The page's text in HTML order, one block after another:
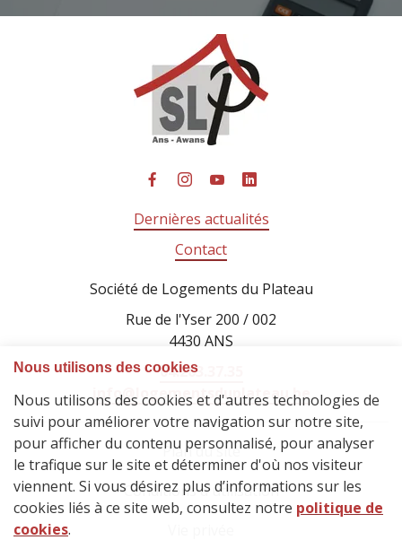
Dernières actualités
Contact
Société de Logements du Plateau
Rue de l'Yser 200 / 002
4430 ANS
04.263.37.35
info@logementsduplateau.be
Plan du site
Conditions d'utilisation